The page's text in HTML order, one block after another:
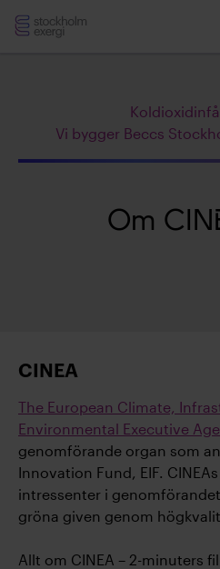
Stockholm
Vi bygger Beccs
Om
CINEA
The European Climate,
Environmental Executive
genomförande organ som
Innovation Fund, EIF.
intressenter i
gröna given genom
Allt om CINEA – 2-minuters